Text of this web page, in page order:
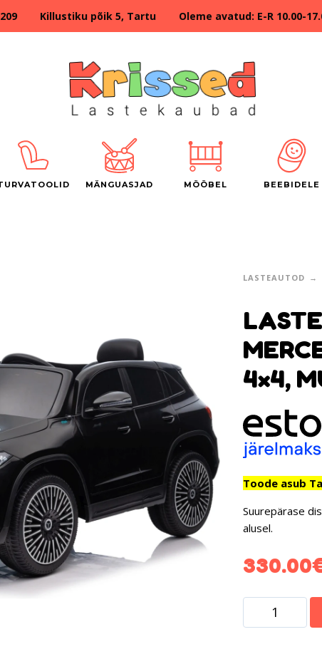
Killustiku põik 5, Tartu Oleme avatud: E-R 10.00-
MÄNGUASJAD MÖÖBEL BEEBIDELE
LASTEAUTOD
4×4,
Toode asub
Suurepärase
alusel.
330.00